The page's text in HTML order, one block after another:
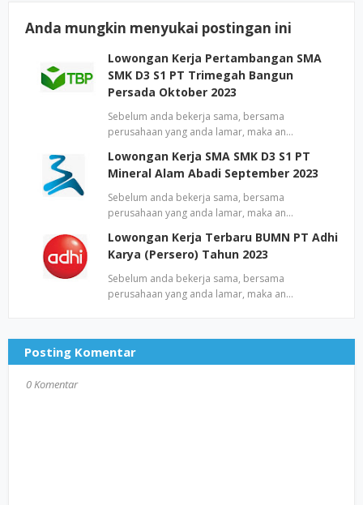
Anda mungkin menyukai postingan ini
Lowongan Kerja Pertambangan SMA
SMK D3 S1 PT Trimegah Bangun
Persada Oktober 2023
Sebelum anda bekerja sama, bersama
perusahaan yang anda lamar, maka an…
Lowongan Kerja SMA SMK D3 S1 PT
Mineral Alam Abadi September 2023
Sebelum anda bekerja sama, bersama
perusahaan yang anda lamar, maka an…
Lowongan Kerja Terbaru BUMN PT Adhi
Karya (Persero) Tahun 2023
Sebelum anda bekerja sama, bersama
perusahaan yang anda lamar, maka an…
Posting Komentar
0 Komentar